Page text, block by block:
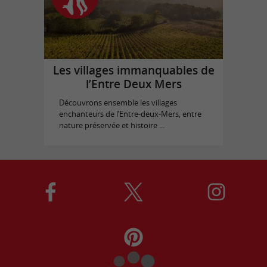
Les villages immanquables de
l’Entre Deux Mers
Découvrons ensemble les villages
enchanteurs de l’Entre-deux-Mers, entre
nature préservée et histoire ...